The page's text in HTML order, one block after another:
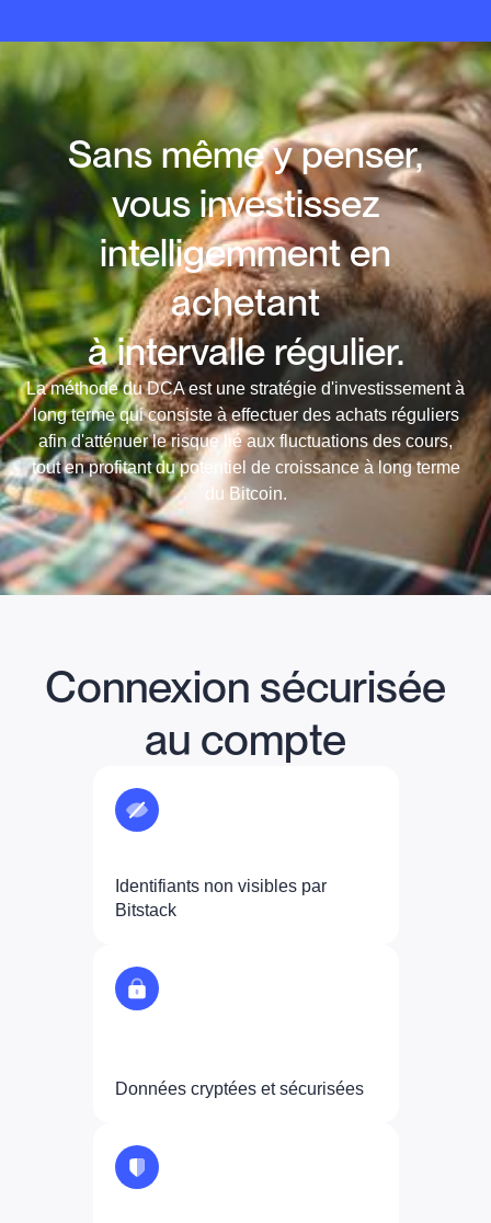
Sans même y penser,
vous investissez
intelligemment en
achetant
à intervalle régulier.
La méthode du DCA est une stratégie d'investissement à
long terme qui consiste à effectuer des achats réguliers
afin d'atténuer le risque lié aux fluctuations des cours,
tout en profitant du potentiel de croissance à long terme
du Bitcoin.
Connexion sécurisée
au compte
Identifiants non visibles par
Bitstack
Données cryptées et sécurisées